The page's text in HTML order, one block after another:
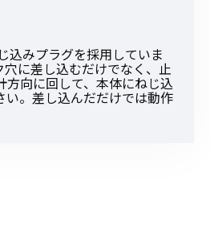
みプラグを採用していま
穴に差し込むだけでなく、止
方向に回して、本体にねじ込
い。差し込んだだけでは動作